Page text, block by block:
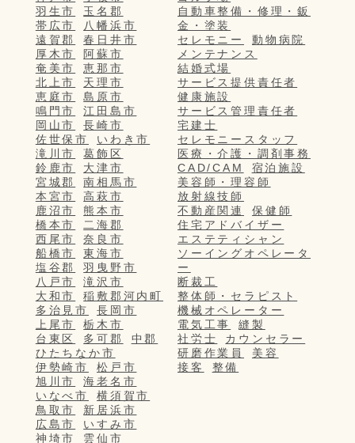
羽生市
玉名郡
帯広市
八幡浜市
遠賀郡
春日井市
厚木市
阿蘇市
奄美市
恵那市
北上市
天理市
恵庭市
島原市
鳴門市
江田島市
岡山市
長崎市
佐世保市
いわき市
滝川市
葛飾区
鈴鹿市
大津市
宮城郡
南相馬市
本宮市
高萩市
鹿沼市
熊本市
橋本市
二海郡
西尾市
奈良市
船橋市
東海市
塩谷郡
羽曳野市
八戸市
滝沢市
大和市
稲敷郡河内町
多治見市
長岡市
上尾市
栃木市
台東区
多可郡
中郡
ひたちなか市
伊勢崎市
松戸市
旭川市
海老名市
いなべ市
横須賀市
鳥取市
新居浜市
広島市
いすみ市
神埼市
雲仙市
自動車整備・修理・鈑
金・塗装
セレモニー
動物病院
メンテナンス
結婚式場
サービス提供責任者
健康施設
サービス管理責任者
宅建士
セレモニースタッフ
医療・介護・調剤事務
CAD/CAM
宿泊施設
美容師・理容師
放射線技師
不動産関連
保健師
住宅アドバイザー
エステティシャン
ソーイングオペレータ
ー
断裁工
整体師・セラピスト
機械オペレーター
電気工事
縫製
社労士
カウンセラー
研磨作業員
美容
接客
整備